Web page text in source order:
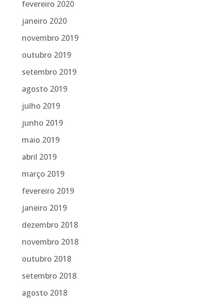
fevereiro 2020
janeiro 2020
novembro 2019
outubro 2019
setembro 2019
agosto 2019
julho 2019
junho 2019
maio 2019
abril 2019
março 2019
fevereiro 2019
janeiro 2019
dezembro 2018
novembro 2018
outubro 2018
setembro 2018
agosto 2018